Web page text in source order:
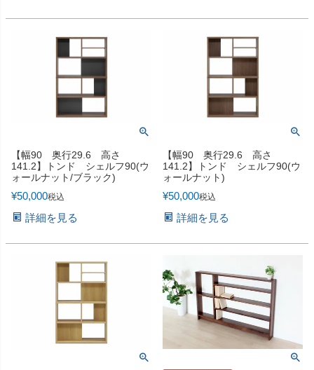
【幅90 奥行29.6 高さ
141.2】トンド シェルフ90(ウ
ォールナット/ブラック)
¥50,000税込
詳細を見る
【幅90 奥行29.6 高さ
141.2】トンド シェルフ90(ウ
ォールナット)
¥50,000税込
詳細を見る